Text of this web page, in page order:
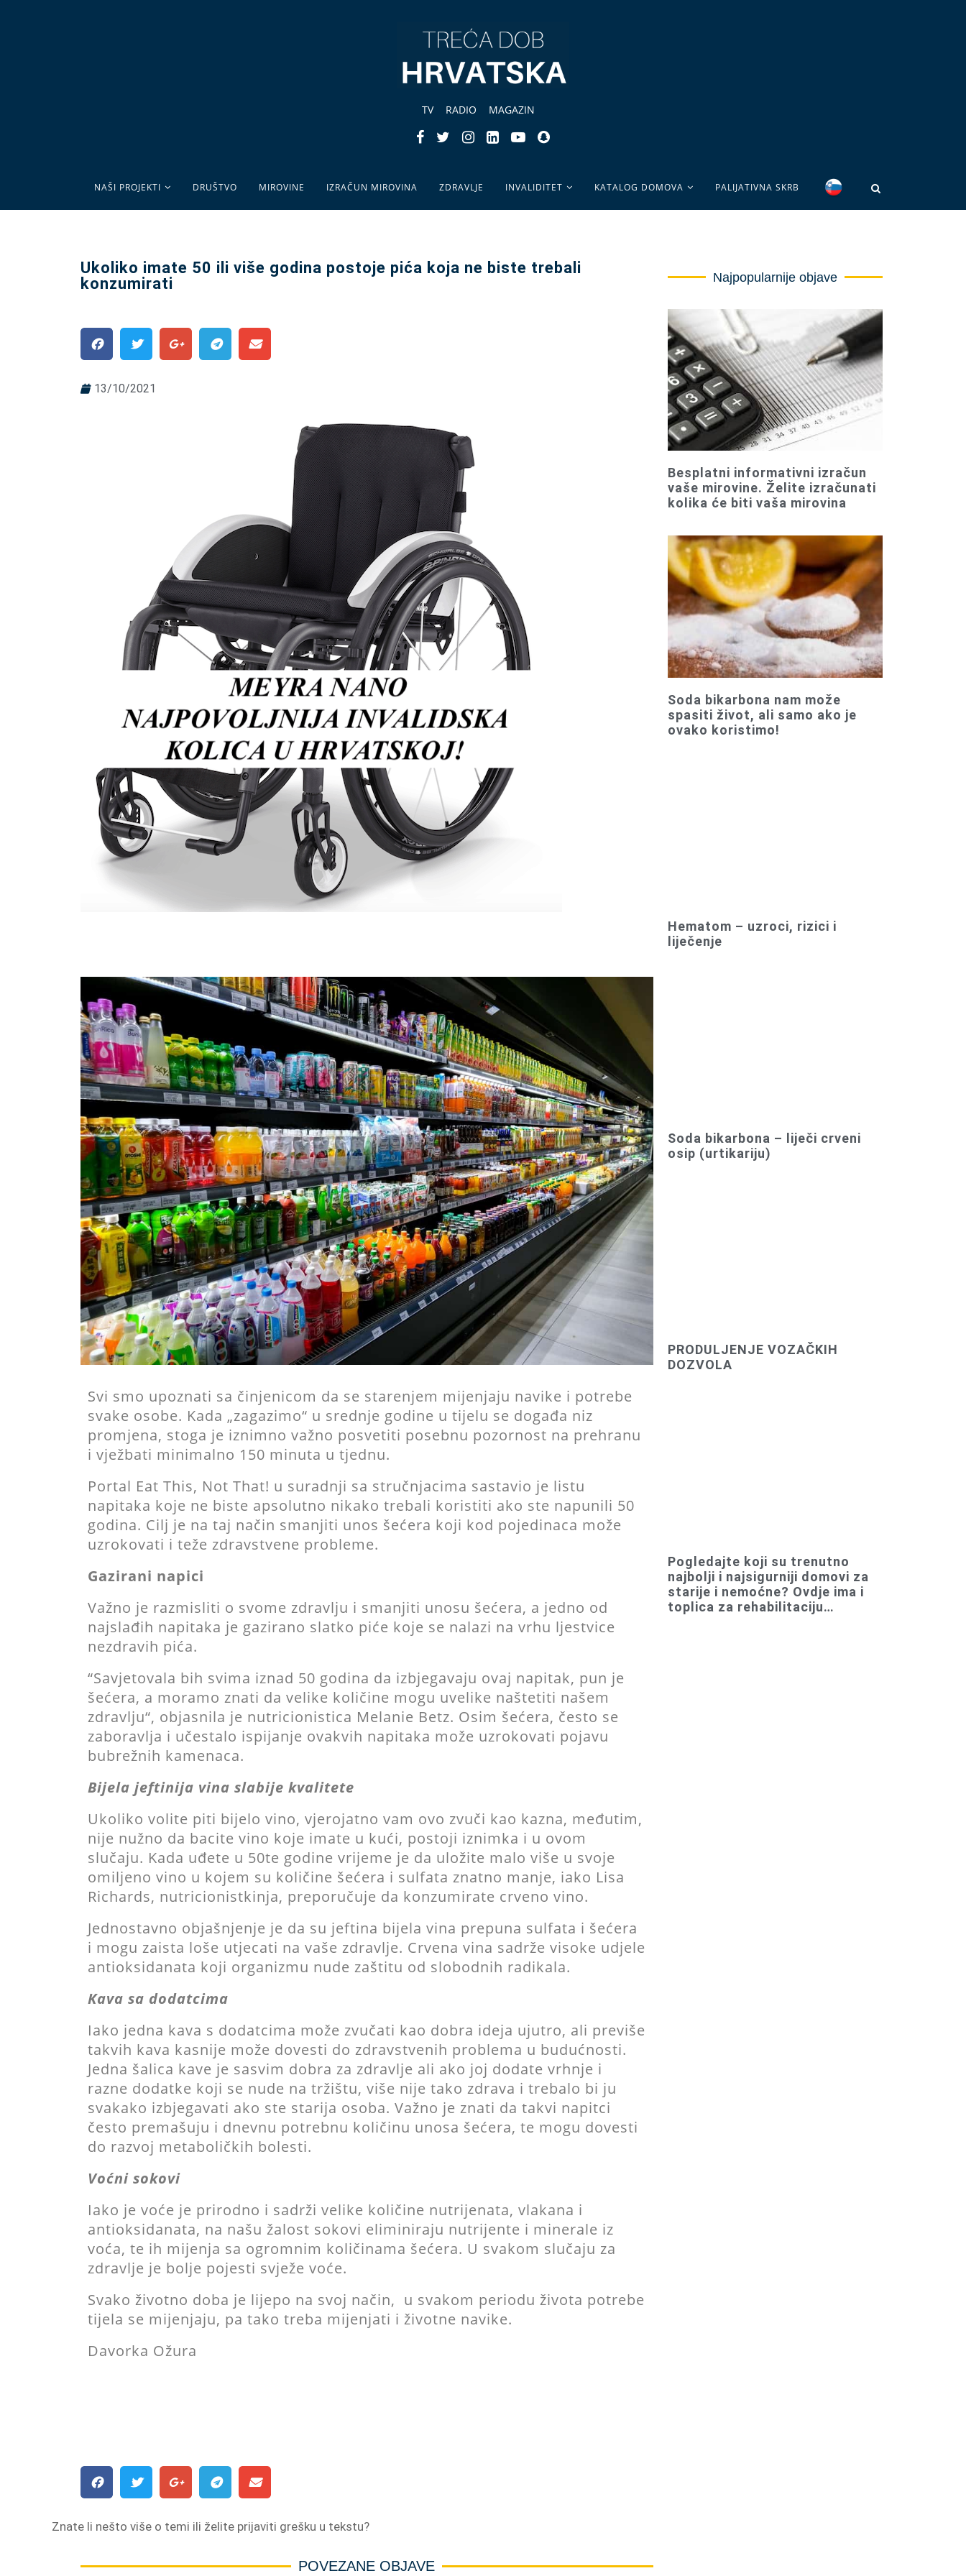
TV RADIO MAGAZIN
NAŠI PROJEKTI DRUŠTVO MIROVINE IZRAČUN MIROVINA ZDRAVLJE INVALIDITET KATALOG DOMOVA PALIJATIVNA SKRB
Ukoliko imate 50 ili više godina postoje pića koja ne biste trebali
konzumirati
13/10/2021
Svi smo upoznati sa činjenicom da se starenjem mijenjaju navike i potrebe
svake osobe. Kada „zagazimo“ u srednje godine u tijelu se događa niz
promjena, stoga je iznimno važno posvetiti posebnu pozornost na prehranu
i vježbati minimalno 150 minuta u tjednu.
Portal Eat This, Not That! u suradnji sa stručnjacima sastavio je listu
napitaka koje ne biste apsolutno nikako trebali koristiti ako ste napunili 50
godina. Cilj je na taj način smanjiti unos šećera koji kod pojedinaca može
uzrokovati i teže zdravstvene probleme.
Gazirani napici
Važno je razmisliti o svome zdravlju i smanjiti unosu šećera, a jedno od
najslađih napitaka je gazirano slatko piće koje se nalazi na vrhu ljestvice
nezdravih pića.
“Savjetovala bih svima iznad 50 godina da izbjegavaju ovaj napitak, pun je
šećera, a moramo znati da velike količine mogu uvelike naštetiti našem
zdravlju“, objasnila je nutricionistica Melanie Betz. Osim šećera, često se
zaboravlja i učestalo ispijanje ovakvih napitaka može uzrokovati pojavu
bubrežnih kamenaca.
Bijela jeftinija vina slabije kvalitete
Ukoliko volite piti bijelo vino, vjerojatno vam ovo zvuči kao kazna, međutim,
nije nužno da bacite vino koje imate u kući, postoji iznimka i u ovom
slučaju. Kada uđete u 50te godine vrijeme je da uložite malo više u svoje
omiljeno vino u kojem su količine šećera i sulfata znatno manje, iako Lisa
Richards, nutricionistkinja, preporučuje da konzumirate crveno vino.
Jednostavno objašnjenje je da su jeftina bijela vina prepuna sulfata i šećera
i mogu zaista loše utjecati na vaše zdravlje. Crvena vina sadrže visoke udjele
antioksidanata koji organizmu nude zaštitu od slobodnih radikala.
Kava sa dodatcima
Iako jedna kava s dodatcima može zvučati kao dobra ideja ujutro, ali previše
takvih kava kasnije može dovesti do zdravstvenih problema u budućnosti.
Jedna šalica kave je sasvim dobra za zdravlje ali ako joj dodate vrhnje i
razne dodatke koji se nude na tržištu, više nije tako zdrava i trebalo bi ju
svakako izbjegavati ako ste starija osoba. Važno je znati da takvi napitci
često premašuju i dnevnu potrebnu količinu unosa šećera, te mogu dovesti
do razvoj metaboličkih bolesti.
Voćni sokovi
Iako je voće je prirodno i sadrži velike količine nutrijenata, vlakana i
antioksidanata, na našu žalost sokovi eliminiraju nutrijente i minerale iz
voća, te ih mijenja sa ogromnim količinama šećera. U svakom slučaju za
zdravlje je bolje pojesti svježe voće.
Svako životno doba je lijepo na svoj način, u svakom periodu života potrebe
tijela se mijenjaju, pa tako treba mijenjati i životne navike.
Davorka Ožura
Znate li nešto više o temi ili želite prijaviti grešku u tekstu?
POVEZANE OBJAVE
Najpopularnije objave
Besplatni informativni izračun
vaše mirovine. Želite izračunati
kolika će biti vaša mirovina
Soda bikarbona nam može
spasiti život, ali samo ako je
ovako koristimo!
Hematom – uzroci, rizici i
liječenje
Soda bikarbona – liječi crveni
osip (urtikariju)
PRODULJENJE VOZAČKIH
DOZVOLA
Pogledajte koji su trenutno
najbolji i najsigurniji domovi za
starije i nemoćne? Ovdje ima i
toplica za rehabilitaciju…